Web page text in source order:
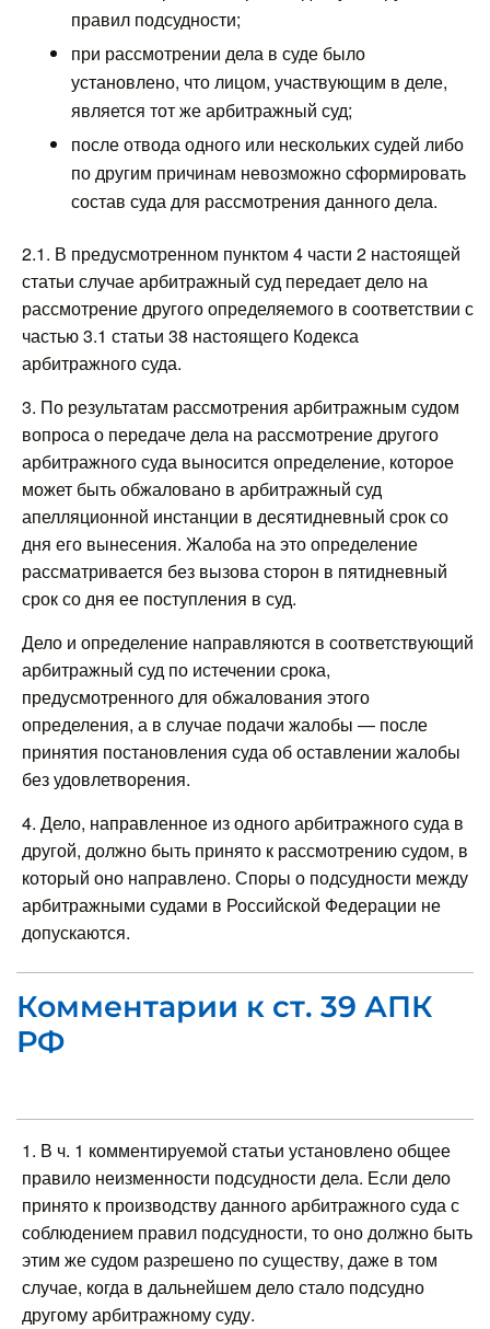
правил подсудности;
при рассмотрении дела в суде было
установлено, что лицом, участвующим в деле,
является тот же арбитражный суд;
после отвода одного или нескольких судей либо
по другим причинам невозможно сформировать
состав суда для рассмотрения данного дела.
2.1. В предусмотренном пунктом 4 части 2 настоящей
статьи случае арбитражный суд передает дело на
рассмотрение другого определяемого в соответствии с
частью 3.1 статьи 38 настоящего Кодекса
арбитражного суда.
3. По результатам рассмотрения арбитражным судом
вопроса о передаче дела на рассмотрение другого
арбитражного суда выносится определение, которое
может быть обжаловано в арбитражный суд
апелляционной инстанции в десятидневный срок со
дня его вынесения. Жалоба на это определение
рассматривается без вызова сторон в пятидневный
срок со дня ее поступления в суд.
Дело и определение направляются в соответствующий
арбитражный суд по истечении срока,
предусмотренного для обжалования этого
определения, а в случае подачи жалобы — после
принятия постановления суда об оставлении жалобы
без удовлетворения.
4. Дело, направленное из одного арбитражного суда в
другой, должно быть принято к рассмотрению судом, в
который оно направлено. Споры о подсудности между
арбитражными судами в Российской Федерации не
допускаются.
Комментарии к ст. 39 АПК
РФ
1. В ч. 1 комментируемой статьи установлено общее
правило неизменности подсудности дела. Если дело
принято к производству данного арбитражного суда с
соблюдением правил подсудности, то оно должно быть
этим же судом разрешено по существу, даже в том
случае, когда в дальнейшем дело стало подсудно
другому арбитражному суду.